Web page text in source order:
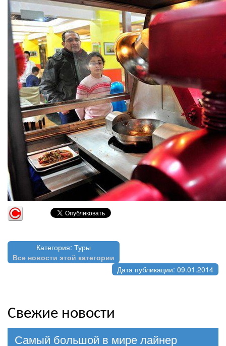
Категория: Туры
Все новости этой категории
Дата публикации: 09.01.2014
Свежие новости
Самый большой в мире лайнер